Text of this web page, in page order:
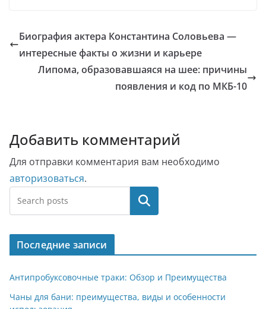
Биография актера Константина Соловьева —
интересные факты о жизни и карьере
Липома, образовавшаяся на шее: причины
появления и код по МКБ-10
Добавить комментарий
Для отправки комментария вам необходимо
авторизоваться.
Поиск
Последние записи
Антипробуксовочные траки: Обзор и Преимущества
Чаны для бани: преимущества, виды и особенности